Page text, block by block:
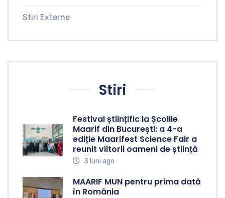
Stiri Externe
Stiri
Festival științific la Școlile
Maarif din București: a 4-a
ediție Maarifest Science Fair a
reunit viitorii oameni de știință
3 luni ago
MAARIF MUN pentru prima dată
în România